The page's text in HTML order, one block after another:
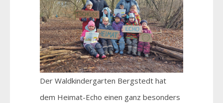
Der Waldkindergarten Bergstedt hat
dem Heimat-Echo einen ganz besonders